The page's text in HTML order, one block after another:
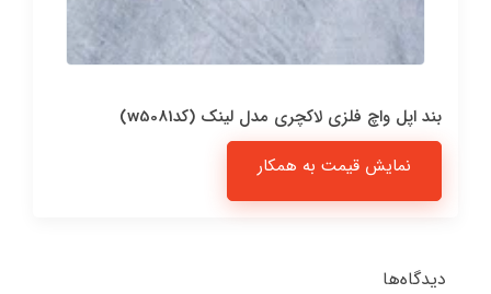
بند اپل واچ فلزی لاکچری مدل لینک (کدw5081)
نمایش قیمت به همکار
دیدگاه‌ها